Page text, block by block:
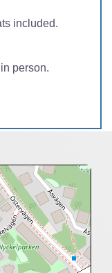
included.
person.